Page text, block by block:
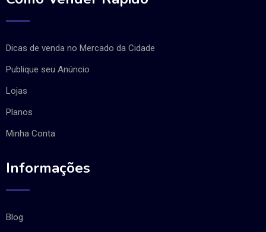
Dicas de venda no Mercado da Cidade
Publique seu Anúncio
Lojas
Planos
Minha Conta
Informações
Blog